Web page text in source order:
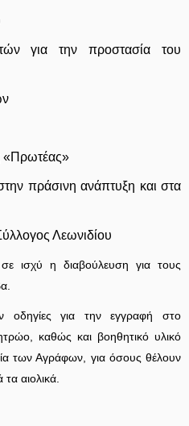
για την προστασία του
«Πρωτέας»
πράσινη ανάπτυξη και στα
Λεωνιδίου
ισχύ η διαβούλευση για τους
για την εγγραφή στο
καθώς και βοηθητικό υλικό
των Αγράφων, για όσους θέλουν
αιολικά.